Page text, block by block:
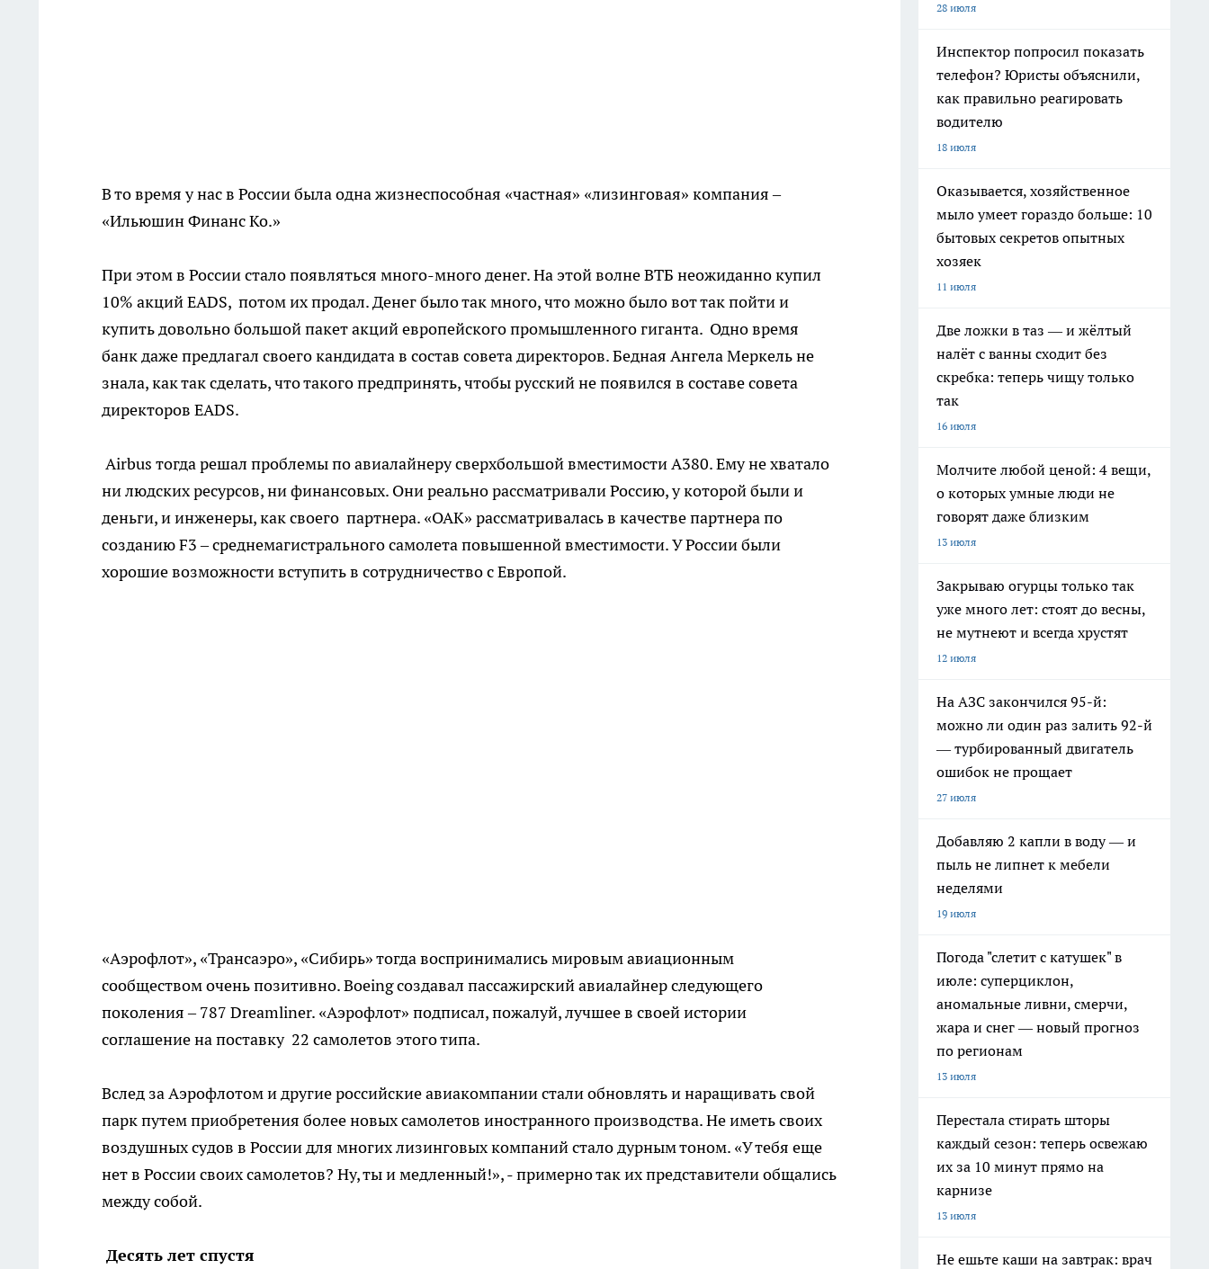
В то время у нас в России была одна жизнеспособная «частная» «лизинговая» компания –
«Ильюшин Финанс Ко.»
При этом в России стало появляться много-много денег. На этой волне ВТБ неожиданно купил
10% акций EADS, потом их продал. Денег было так много, что можно было вот так пойти и
купить довольно большой пакет акций европейского промышленного гиганта. Одно время
банк даже предлагал своего кандидата в состав совета директоров. Бедная Ангела Меркель не
знала, как так сделать, что такого предпринять, чтобы русский не появился в составе совета
директоров EADS.
Airbus тогда решал проблемы по авиалайнеру сверхбольшой вместимости А380. Ему не хватало
ни людских ресурсов, ни финансовых. Они реально рассматривали Россию, у которой были и
деньги, и инженеры, как своего партнера. «ОАК» рассматривалась в качестве партнера по
созданию F3 – среднемагистрального самолета повышенной вместимости. У России были
хорошие возможности вступить в сотрудничество с Европой.
«Аэрофлот», «Трансаэро», «Сибирь» тогда воспринимались мировым авиационным
сообществом очень позитивно. Boeing создавал пассажирский авиалайнер следующего
поколения – 787 Dreamliner. «Аэрофлот» подписал, пожалуй, лучшее в своей истории
соглашение на поставку 22 самолетов этого типа.
Вслед за Аэрофлотом и другие российские авиакомпании стали обновлять и наращивать свой
парк путем приобретения более новых самолетов иностранного производства. Не иметь своих
воздушных судов в России для многих лизинговых компаний стало дурным тоном. «У тебя еще
нет в России своих самолетов? Ну, ты и медленный!», - примерно так их представители общались
между собой.
Десять лет спустя
28 июля
Инспектор попросил показать
телефон? Юристы объяснили,
как правильно реагировать
водителю
18 июля
Оказывается, хозяйственное
мыло умеет гораздо больше: 10
бытовых секретов опытных
хозяек
11 июля
Две ложки в таз — и жёлтый
налёт с ванны сходит без
скребка: теперь чищу только
так
16 июля
Молчите любой ценой: 4 вещи,
о которых умные люди не
говорят даже близким
13 июля
Закрываю огурцы только так
уже много лет: стоят до весны,
не мутнеют и всегда хрустят
12 июля
На АЗС закончился 95-й:
можно ли один раз залить 92-й
— турбированный двигатель
ошибок не прощает
27 июля
Добавляю 2 капли в воду — и
пыль не липнет к мебели
неделями
19 июля
Погода "слетит с катушек" в
июле: суперциклон,
аномальные ливни, смерчи,
жара и снег — новый прогноз
по регионам
13 июля
Перестала стирать шторы
каждый сезон: теперь освежаю
их за 10 минут прямо на
карнизе
13 июля
Не ешьте каши на завтрак: врач